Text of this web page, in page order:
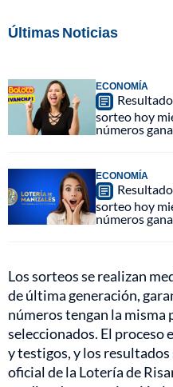
Últimas Noticias
ECONOMÍA
sorteo hoy
números
ECONOMÍA
sorteo hoy
números
Los sorteos se realizan
de última generación,
números tengan la misma
seleccionados. El proceso
y testigos, y los
oficial de la Lotería de